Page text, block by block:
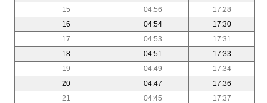
15
04:56
17:28
16
04:54
17:30
17
04:53
17:31
18
04:51
17:33
19
04:49
17:34
20
04:47
17:36
21
04:45
17:37